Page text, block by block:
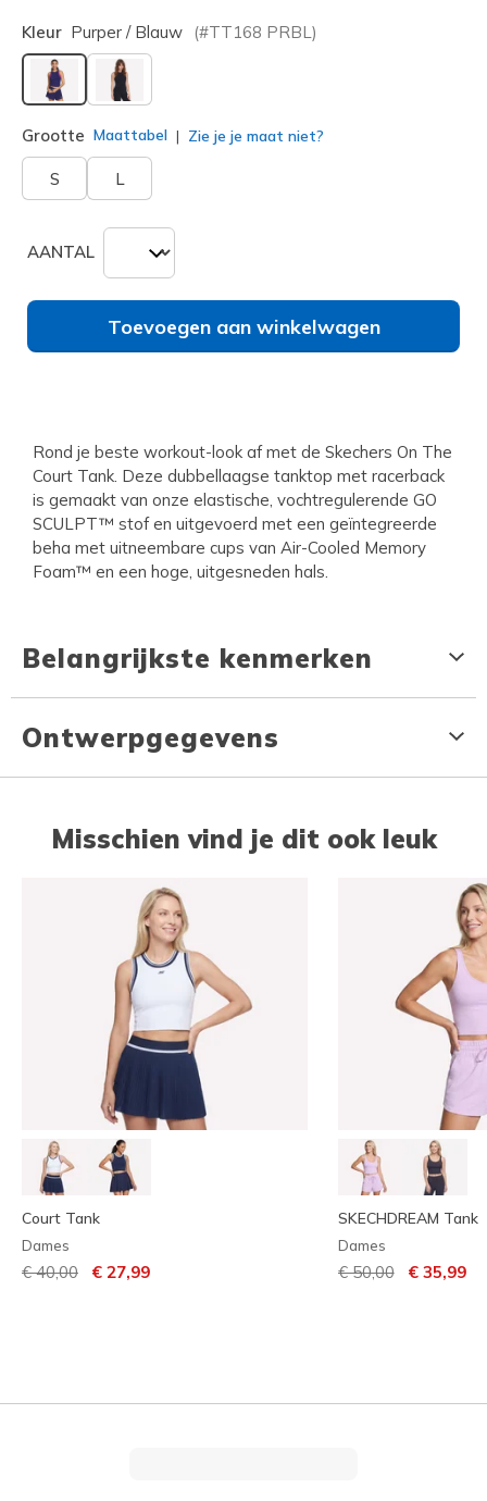
Kleur Purper / Blauw (#TT168 PRBL )
geselecteerd
Grootte Maattabel Zie je je maat niet?
S L
AANTAL
Toevoegen aan winkelwagen
Rond je beste workout-look af met de Skechers On The
Court Tank. Deze dubbellaagse tanktop met racerback
is gemaakt van onze elastische, vochtregulerende GO
SCULPT™ stof en uitgevoerd met een geïntegreerde
beha met uitneembare cups van Air-Cooled Memory
Foam™ en een hoge, uitgesneden hals.
Belangrijkste kenmerken
Ontwerpgegevens
Misschien vind je dit ook leuk
Court Tank
Dames
Prijs verlaagd van
€ 40,00 naar
€ 27,99
SKECHDREAM Tank
Dames
Prijs verlaagd van
€ 50,00naar
€ 35,99